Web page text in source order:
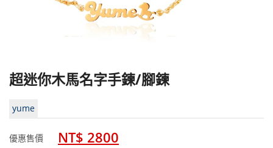
超迷你木馬名字手鍊/腳鍊
yume
優惠售價 NT$ 2800